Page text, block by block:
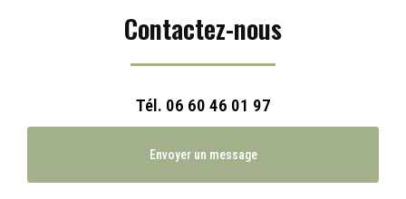
Contactez-nous
Tél. 06 60 46 01 97
Envoyer un message